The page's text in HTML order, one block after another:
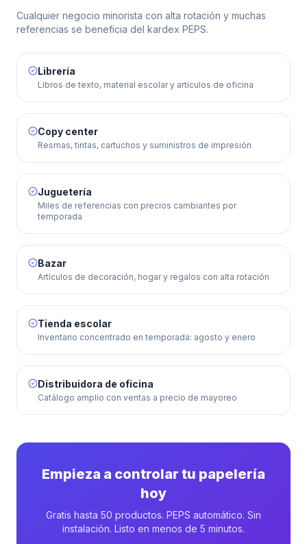
Cualquier negocio minorista con alta rotación y muchas
referencias se beneficia del kardex PEPS.
Librería
Libros de texto, material escolar y artículos de oficina
Copy center
Resmas, tintas, cartuchos y suministros de impresión
Juguetería
Miles de referencias con precios cambiantes por
temporada
Bazar
Artículos de decoración, hogar y regalos con alta rotación
Tienda escolar
Inventario concentrado en temporada: agosto y enero
Distribuidora de oficina
Catálogo amplio con ventas a precio de mayoreo
Empieza a controlar tu papelería
hoy
Gratis hasta 50 productos. PEPS automático. Sin
instalación. Listo en menos de 5 minutos.